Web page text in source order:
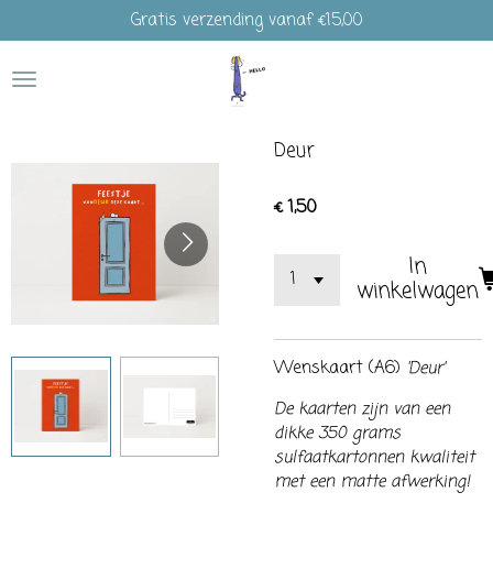
direct
naar
Gratis verzending vanaf €15,00
Deur
€ 1,50
In
winkelwagen
Wenskaart (A6) 'Deur'
De kaarten zijn van een
dikke 350 grams
sulfaatkartonnen kwaliteit
met een matte afwerking!